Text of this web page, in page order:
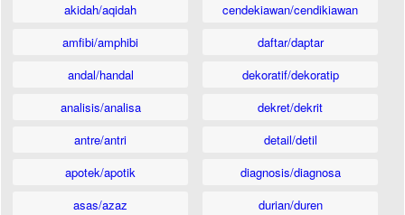
akidah/aqidah
amfibi/amphibi
andal/handal
analisis/analisa
antre/antri
apotek/apotik
asas/azaz
cendekiawan/cendikiawan
daftar/daptar
dekoratif/dekoratip
dekret/dekrit
detail/detil
diagnosis/diagnosa
durian/duren